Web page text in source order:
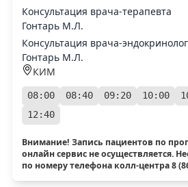
Консультация врача-терапевта
Гонтарь М.Л.
Консультация врача-
Гонтарь М.Л.
КИМ
08:00 08:40 09:20 10:00
12:40
Внимание! Запись пациентов по
онлайн сервис не осуществляется.
по номеру телефона колл-центра 8